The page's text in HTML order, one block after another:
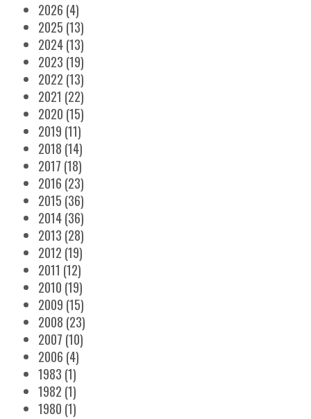
2026 (4)
2025 (13)
2024(13)
2023 (19)
2022 (13)
2021 (22)
2020 (15)
2019 (11)
2018 (14)
2017 (18)
2016 (23)
2015 (36)
2014(36)
2013 (28)
2012 (19)
2011 (12)
2010 (19)
2009 (15)
2008 (23)
2007 (10)
2006 (4)
1983 (1)
1982 (1)
1980 (1)